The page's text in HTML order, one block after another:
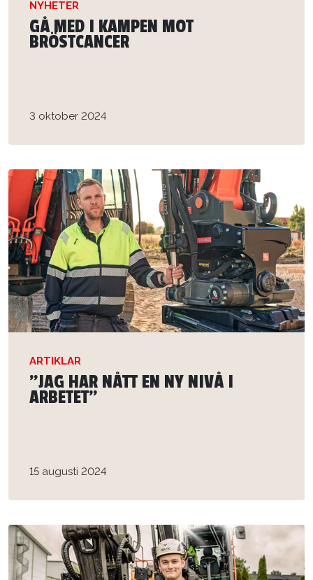
NYHETER
GÅ MED I KAMPEN MOT
BRÖSTCANCER
3 oktober 2024
ARTIKLAR
”JAG HAR NÅTT EN NY NIVÅ I
ARBETET”
15 augusti 2024